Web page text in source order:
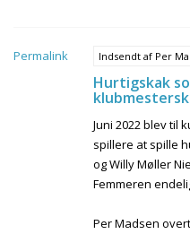
Permalink Indsendt af Per
Hurtigskak
Juni 2022 blev til
spillere at spille
og Willy Møller
Femmeren
Per Madsen